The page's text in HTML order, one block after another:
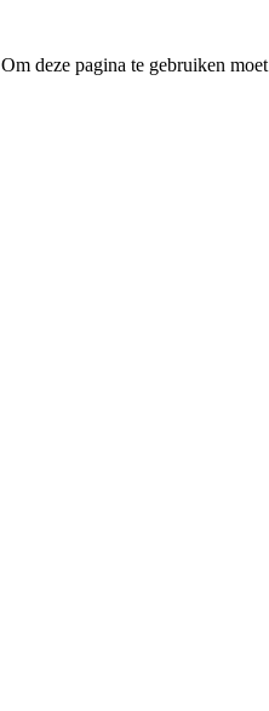
Om deze pagina te gebruiken